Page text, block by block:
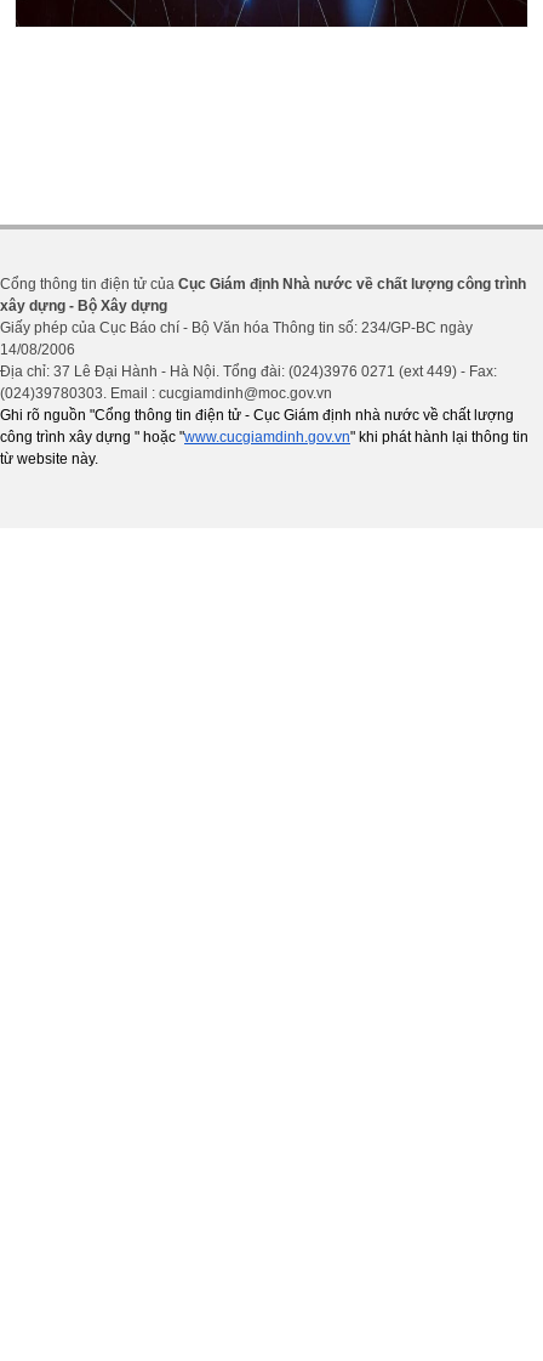
Cổng thông tin điện tử của Cục Giám định Nhà nước về chất lượng công trình
xây dựng - Bộ Xây dựng
Giấy phép của Cục Báo chí - Bộ Văn hóa Thông tin số: 234/GP-BC ngày
14/08/2006
Địa chỉ: 37 Lê Đại Hành - Hà Nội. Tổng đài: (024)3976 0271 (ext 449) - Fax:
(024)39780303. Email : cucgiamdinh@moc.gov.vn
Ghi rõ nguồn "Cổng thông tin điện tử - Cục Giám định nhà nước về chất lượng
công trình xây dựng " hoặc "www.cucgiamdinh.gov.vn" khi phát hành lại thông tin
từ website này.